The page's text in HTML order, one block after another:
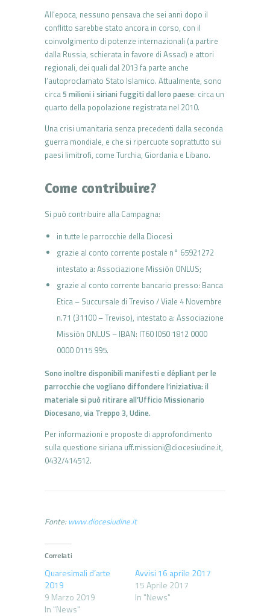
All’epoca, nessuno pensava che sei anni dopo il
conflitto sarebbe sta­to ancora in corso, con il
coinvolgimento di potenze internazionali (a partire
dalla Russia, schierata in favore di Assad) e attori
regionali, dei quali dal 2013 fa parte anche
l’autoproclamato Stato Islamico. Attual­mente, sono
circa5 milioni i siriani fuggiti dal loro paese: circa un
quarto della popola­zione registrata nel 2010.
Una crisi umanitaria sen­za precedenti dalla seconda
guerra mondiale, e che si ri­percuote soprattutto sui
pa­esi limitrofi, come Turchia, Giordania e Libano.
Come contribuire?
Si può contribuire alla Campagna:
in tutte le parrocchie della Diocesi
grazie al conto corrente postale n° 65921272
intestato a: Associazione Missiòn ONLUS;
grazie al conto corrente bancario presso: Banca
Etica – Succursale di Treviso / Viale 4 Novembre
n.71 (31100 – Treviso), intestato a: Associazione
Missiòn ONLUS – IBAN: IT60 I050 1812 0000
0000 0115 995.
Sono inoltre disponibili manifesti e dépliant per le
parrocchie che vogliano diffondere l’iniziativa: il
materiale si può ritirare all’Ufficio Missionario
Diocesano, via Treppo 3, Udine.
Per informazioni e proposte di approfondimento
sulla questione siriana uff.missioni@diocesiudine.it,
0432/414512.
Fonte: www.diocesiudine.it
Correlati
Quaresimali d’arte
2019
9 Marzo 2019
In "News"
Avvisi 16 aprile 2017
15 Aprile 2017
In "News"